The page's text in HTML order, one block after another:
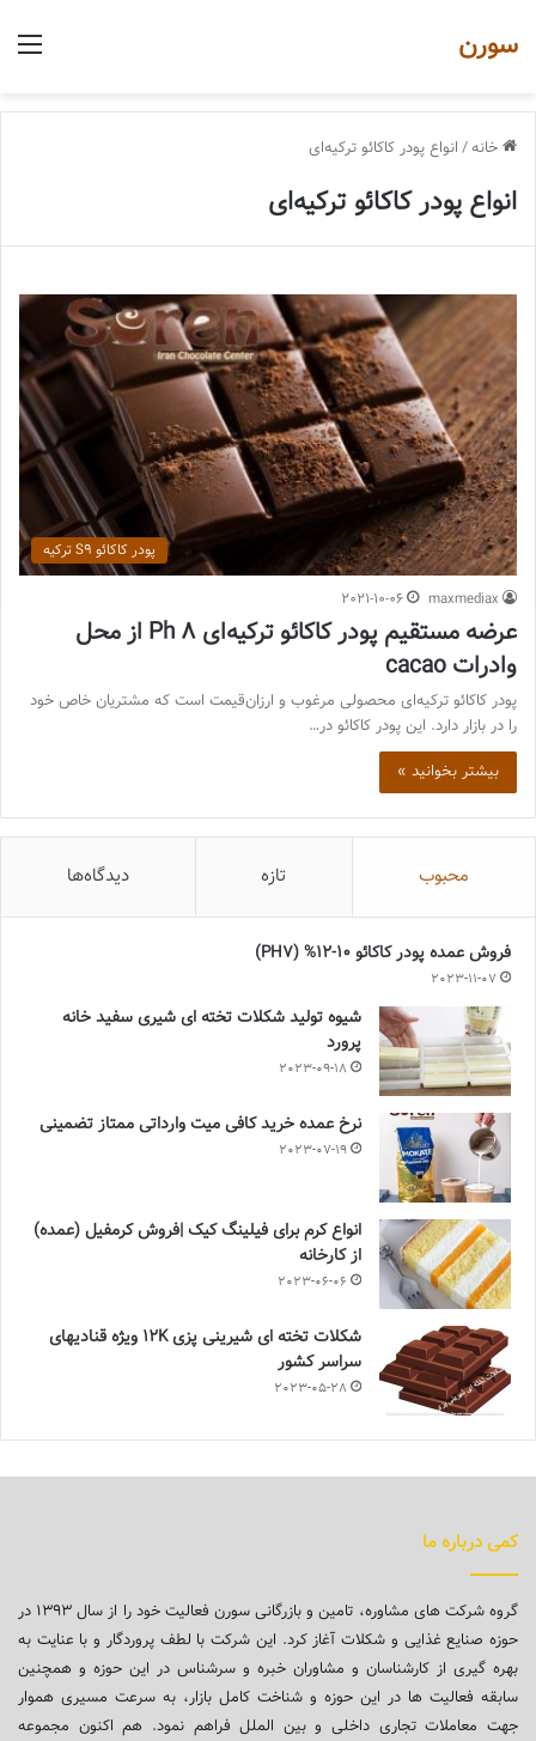
سورن
خانه/ انواع پودر کاکائو ترکیه‌ای
انواع پودر کاکائو ترکیه‌ای
پودر کاکائو S9 ترکیه
maxmediax
2021-10-06
عرضه مستقیم پودر کاکائو ترکیه‌ای Ph 8 از محل
وادرات cacao
پودر کاکائو ترکیه‌ای محصولی مرغوب و ارزان‌قیمت است که مشتریان خاص خود
را در بازار دارد. این پودر کاکائو در…
بیشتر بخوانید »
محبوب تازه دیدگاه‌ها
فروش عمده پودر کاکائو 10-12% (PH7)
2023-11-07
شیوه تولید شکلات تخته ای شیری سفید خانه
پرورد
2023-09-18
نرخ عمده خرید کافی میت وارداتی ممتاز تضمینی
2023-07-19
انواع کرم برای فیلینگ کیک |فروش کرمفیل (عمده)
از کارخانه
2023-06-06
شکلات تخته ای شیرینی پزی 12K ویژه قنادیهای
سراسر کشور
2023-05-28
کمی درباره ما
گروه شرکت های مشاوره، تامین و بازرگانی سورن فعالیت خود را از سال ۱۳۹۳ در
حوزه صنایع غذایی و شکلات آغاز کرد. این شرکت با لطف پروردگار و با عنایت به
بهره گیری از کارشناسان و مشاوران خبره و سرشناس در این حوزه و همچنین
سابقه فعالیت ها در این حوزه و شناخت کامل بازار، به سرعت مسیری هموار
جهت معاملات تجاری داخلی و بین الملل فراهم نمود. هم اکنون مجموعه